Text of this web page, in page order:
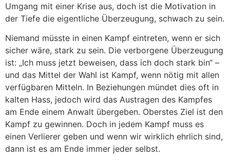
Umgang mit einer Krise aus, doch ist die Motivation in
der Tiefe die eigentliche Überzeugung, schwach zu sein.
Niemand müsste in einen Kampf eintreten, wenn er sich
sicher wäre, stark zu sein. Die verborgene Überzeugung
ist: „Ich muss jetzt beweisen, dass ich doch stark bin“ –
und das Mittel der Wahl ist Kampf, wenn nötig mit allen
verfügbaren Mitteln. In Beziehungen mündet dies oft in
kalten Hass, jedoch wird das Austragen des Kampfes
am Ende einem Anwalt übergeben. Oberstes Ziel ist den
Kampf zu gewinnen. Doch in jedem Kampf muss es
einen Verlierer geben und wenn wir wirklich ehrlich sind,
dann ist es am Ende immer jeder selbst.